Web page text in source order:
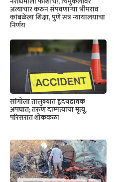
अत्याचार करुन संपवणाऱ्या भीमराव
कांबळेला शिक्षा, पुणे सत्र न्यायालयाचा
निर्णय
सांगोला तालुक्यात हृदयद्रावक
अपघात; तरुण दाम्पत्याचा मृत्यू,
परिसरात शोककळा